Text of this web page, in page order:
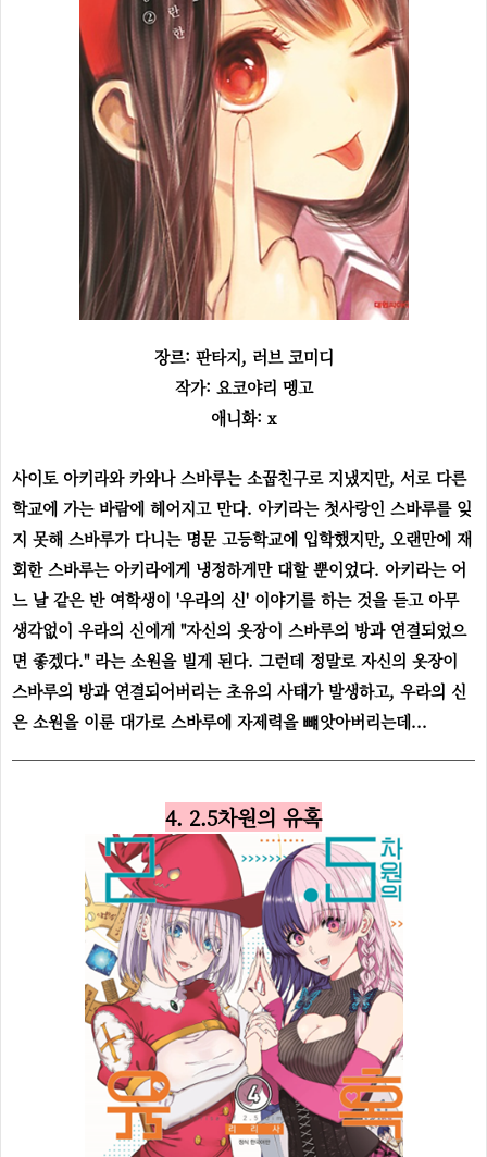
장르: 판타지, 러브 코미디
작가: 요코야리 멩고
애니화: x
사이토 아키라와 카와나 스바루는 소꿉친구로 지냈지만, 서로 다른
학교에 가는 바람에 헤어지고 만다. 아키라는 첫사랑인 스바루를 잊
지 못해 스바루가 다니는 명문 고등학교에 입학했지만, 오랜만에 재
회한 스바루는 아키라에게 냉정하게만 대할 뿐이었다. 아키라는 어
느 날 같은 반 여학생이 '우라의 신' 이야기를 하는 것을 듣고 아무
생각없이 우라의 신에게 "자신의 옷장이 스바루의 방과 연결되었으
면 좋겠다." 라는 소원을 빌게 된다. 그런데 정말로 자신의 옷장이
스바루의 방과 연결되어버리는 초유의 사태가 발생하고, 우라의 신
은 소원을 이룬 대가로 스바루에 자제력을 뺴앗아버리는데...
4. 2.5차원의 유혹